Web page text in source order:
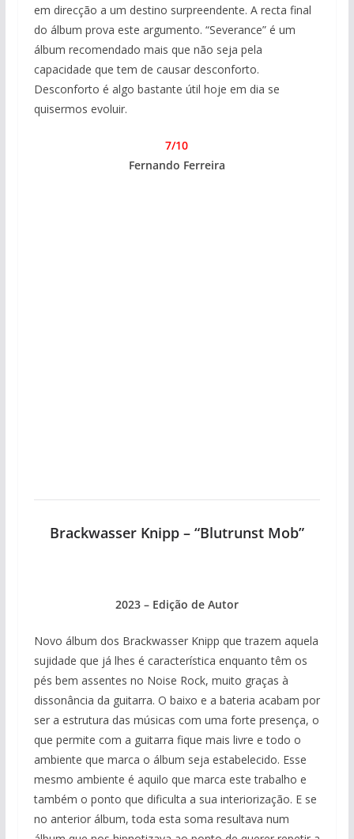
em direcção a um destino surpreendente. A recta final
do álbum prova este argumento. “Severance” é um
álbum recomendado mais que não seja pela
capacidade que tem de causar desconforto.
Desconforto é algo bastante útil hoje em dia se
quisermos evoluir.
7/10
Fernando Ferreira
Brackwasser Knipp – “Blutrunst Mob”
2023 – Edição de Autor
Novo álbum dos Brackwasser Knipp que trazem aquela
sujidade que já lhes é característica enquanto têm os
pés bem assentes no Noise Rock, muito graças à
dissonância da guitarra. O baixo e a bateria acabam por
ser a estrutura das músicas com uma forte presença, o
que permite com a guitarra fique mais livre e todo o
ambiente que marca o álbum seja estabelecido. Esse
mesmo ambiente é aquilo que marca este trabalho e
também o ponto que dificulta a sua interiorização. E se
no anterior álbum, toda esta soma resultava num